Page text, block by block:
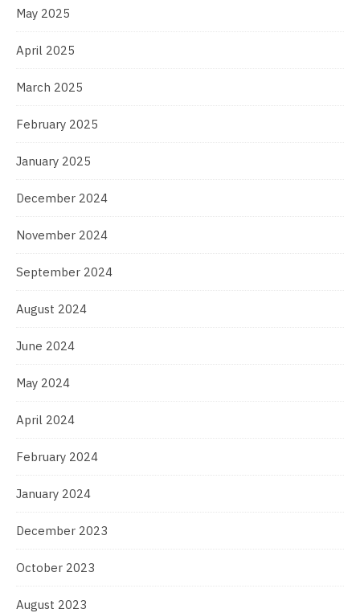
May 2025
April 2025
March 2025
February 2025
January 2025
December 2024
November 2024
September 2024
August 2024
June 2024
May 2024
April 2024
February 2024
January 2024
December 2023
October 2023
August 2023